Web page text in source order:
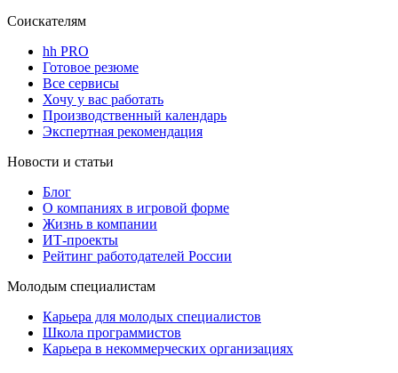
Соискателям
hh PRO
Готовое резюме
Все сервисы
Хочу у вас работать
Производственный календарь
Экспертная рекомендация
Новости и статьи
Блог
О компаниях в игровой форме
Жизнь в компании
ИТ-проекты
Рейтинг работодателей России
Молодым специалистам
Карьера для молодых специалистов
Школа программистов
Карьера в некоммерческих организациях